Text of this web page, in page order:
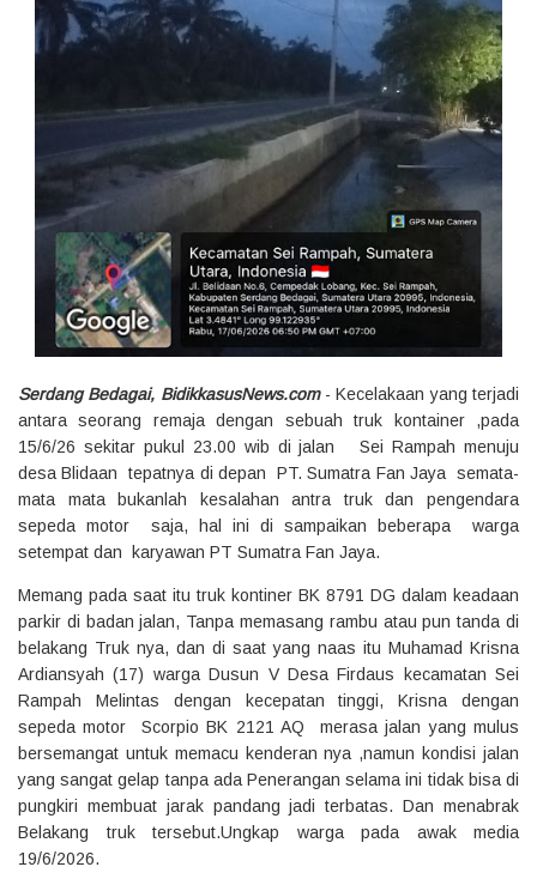
Serdang Bedagai, BidikkasusNews.com- Kecelakaan yang terjadi
antara seorang remaja dengan sebuah truk kontainer ,pada
15/6/26 sekitar pukul 23.00 wib di jalan Sei Rampah menuju
desa Blidaan tepatnya di depan PT. Sumatra Fan Jaya semata-
mata mata bukanlah kesalahan antra truk dan pengendara
sepeda motor saja, hal ini di sampaikan beberapa warga
setempat dan karyawan PT Sumatra Fan Jaya.
Memang pada saat itu truk kontiner BK 8791 DG dalam keadaan
parkir di badan jalan, Tanpa memasang rambu atau pun tanda di
belakang Truk nya, dan di saat yang naas itu Muhamad Krisna
Ardiansyah (17) warga Dusun V Desa Firdaus kecamatan Sei
Rampah Melintas dengan kecepatan tinggi, Krisna dengan
sepeda motor Scorpio BK 2121 AQ merasa jalan yang mulus
bersemangat untuk memacu kenderan nya ,namun kondisi jalan
yang sangat gelap tanpa ada Penerangan selama ini tidak bisa di
pungkiri membuat jarak pandang jadi terbatas. Dan menabrak
Belakang truk tersebut.Ungkap warga pada awak media
19/6/2026.